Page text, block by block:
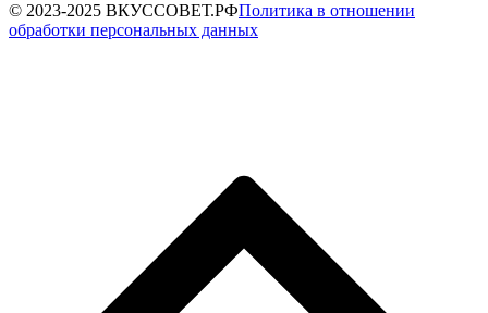
© 2023-2025 ВКУССОВЕТ.РФПолитика в отношении
обработки персональных данных